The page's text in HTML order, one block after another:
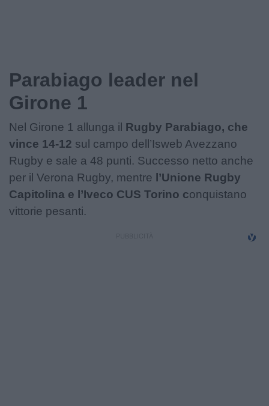
Shop
Parabiago leader nel
Girone 1
Nel Girone 1 allunga il Rugby Parabiago, che
vince 14-12 sul campo dell’Isweb Avezzano
Rugby e sale a 48 punti. Successo netto anche
per il Verona Rugby, mentre l’Unione Rugby
Capitolina e l’Iveco CUS Torino conquistano
vittorie pesanti.